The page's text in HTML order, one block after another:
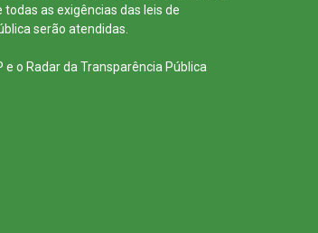
as exigências das leis de
serão atendidas.
e o Radar da Transparência Pública